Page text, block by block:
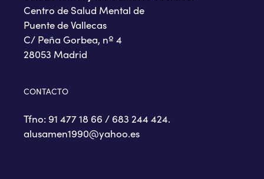
Centro de Salud Mental de
Puente de Vallecas
C/ Peña Gorbea, nº 4
28053 Madrid
CONTACTO
Tfno: 91 477 18 66 / 683 244 424.
alusamen1990@yahoo.es